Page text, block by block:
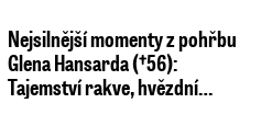
Nejsilnější momenty z pohřbu
Glena Hansarda (†56):
Tajemství rakve, hvězdní…